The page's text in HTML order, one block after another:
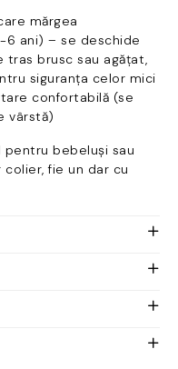
mărgea
ani) – se deschide
brusc sau agățat,
siguranța celor mici
confortabilă (se
vârstă)
pentru bebeluși sau
fie un dar cu